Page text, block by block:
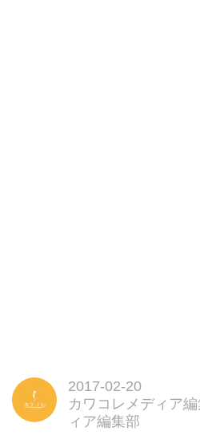
2017-02-20
カワコレメディア
ィア編集部